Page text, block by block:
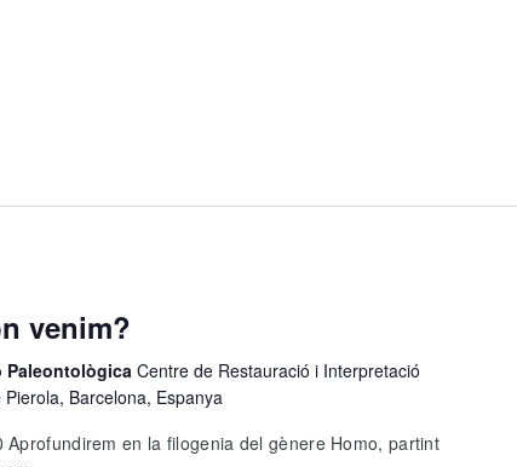
venim?
Paleontològica Centre de Restauració i Interpretació
Barcelona, Espanya
Aprofundirem en la filogenia del gènere Homo, partint